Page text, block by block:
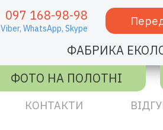
097 168-98-98
Viber, WhatsApp, Skype
ФАБРИКА
ФОТО НА ПОЛОТНІ
КОНТАКТИ